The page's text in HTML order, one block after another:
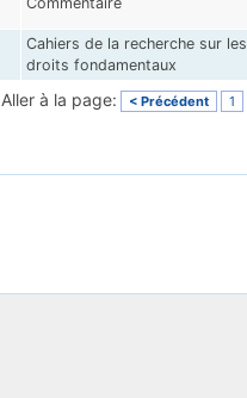
Cahiers de la recherche sur les
droits fondamentaux
Aller à la page: < Précédent 1